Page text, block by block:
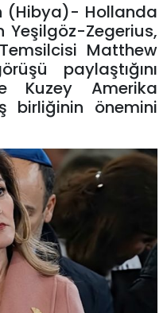
(Hibya)- Hollanda
Yeşilgöz-Zegerius,
Matthew
paylaştığını
Kuzey Amerika
birliğinin önemini